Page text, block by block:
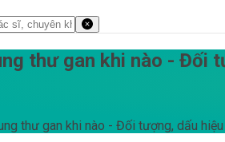
thư gan khi nào - Đối
thư gan khi nào - Đối tượng, dấu